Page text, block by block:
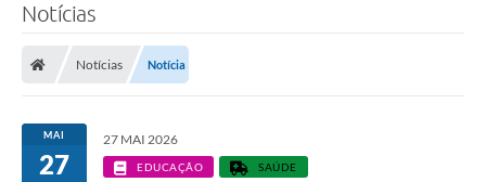
Notícias
Notícias Notícia
MAI
27
27 MAI 2026
EDUCAÇÃO SAÚDE